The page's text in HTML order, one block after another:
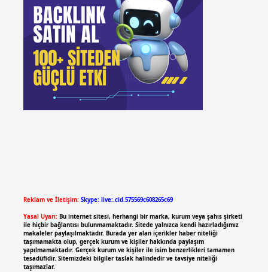
Reklam ve İletişim: Skype: live:.cid.575569c608265c69
Yasal Uyarı: Bu internet sitesi, herhangi bir marka, kurum veya şahıs şirketi
ile hiçbir bağlantısı bulunmamaktadır. Sitede yalnızca kendi hazırladığımız
makaleler paylaşılmaktadır. Burada yer alan içerikler haber niteliği
taşımamakta olup, gerçek kurum ve kişiler hakkında paylaşım
yapılmamaktadır. Gerçek kurum ve kişiler ile isim benzerlikleri tamamen
tesadüfidir. Sitemizdeki bilgiler taslak halindedir ve tavsiye niteliği
taşımazlar.